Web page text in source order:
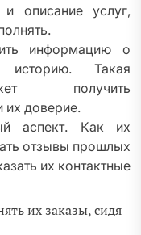
описание услуг,
информацию о
Такая
получить
их доверие.
аспект. Как их
отзывы прошлых
их контактные
их заказы, сидя